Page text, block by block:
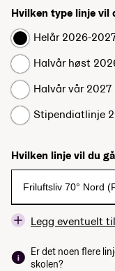
Hvilken type linje vil
Helår 2026-
Halvår høst
Halvår vår 2027
Stipendiatlinje
Hvilken linje vil du
Legg eventuelt
Er det noen flere
skolen?